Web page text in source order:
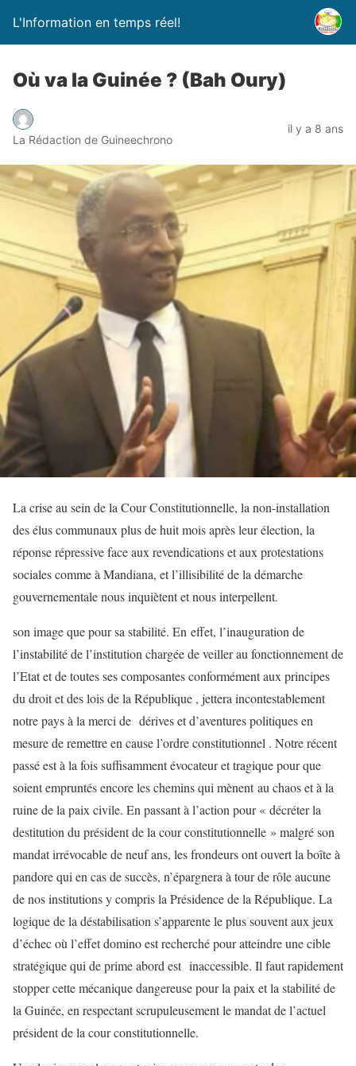
L'Information en temps réel!
Où va la Guinée ? (Bah Oury)
La Rédaction de Guineechrono
il y a 8 ans
La crise au sein de la Cour Constitutionnelle, la non-installation
des élus communaux plus de huit mois après leur élection, la
réponse répressive face aux revendications et aux protestations
sociales comme à Mandiana, et l’illisibilité de la démarche
gouvernementale nous inquiètent et nous interpellent.
son image que pour sa stabilité. En effet, l’inauguration de
l’instabilité de l’institution chargée de veiller au fonctionnement de
l’Etat et de toutes ses composantes conformément aux principes
du droit et des lois de la République , jettera incontestablement
notre pays à la merci de dérives et d’aventures politiques en
mesure de remettre en cause l’ordre constitutionnel . Notre récent
passé est à la fois suffisamment évocateur et tragique pour que
soient empruntés encore les chemins qui mènent au chaos et à la
ruine de la paix civile. En passant à l’action pour « décréter la
destitution du président de la cour constitutionnelle » malgré son
mandat irrévocable de neuf ans, les frondeurs ont ouvert la boîte à
pandore qui en cas de succès, n’épargnera à tour de rôle aucune
de nos institutions y compris la Présidence de la République. La
logique de la déstabilisation s’apparente le plus souvent aux jeux
d’échec où l’effet domino est recherché pour atteindre une cible
stratégique qui de prime abord est inaccessible. Il faut rapidement
stopper cette mécanique dangereuse pour la paix et la stabilité de
la Guinée, en respectant scrupuleusement le mandat de l’actuel
président de la cour constitutionnelle.